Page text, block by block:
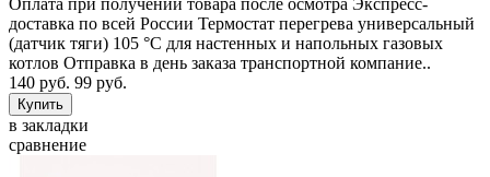
Оплата при получении товара после осмотра Экспресс-
доставка по всей России Термостат перегрева универсальный
(датчик тяги) 105 °C для настенных и напольных газовых
котлов Отправка в день заказа транспортной компание..
140 руб. 99 руб.
в закладки
сравнение